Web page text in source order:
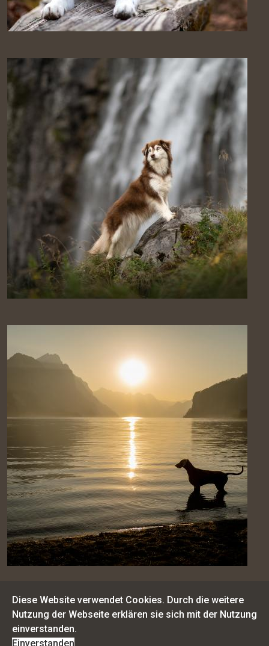
© 2021 Lilli Roggli, Hundefotografie |
Diese Website verwendet Cookies. Durch die weitere
Nutzung der Webseite erklären sie sich mit der Nutzung
einverstanden.
Einverstanden